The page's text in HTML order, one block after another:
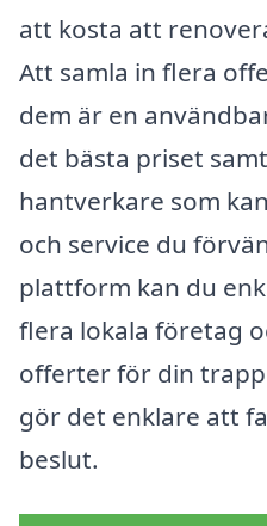
att kosta att
Att samla in flera
dem är en
det bästa priset
hantverkare som
och service du
plattform kan du
flera lokala företag
offerter för din
gör det enklare att
beslut.